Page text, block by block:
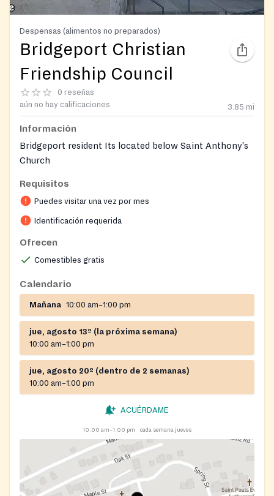
Despensas (alimentos no preparados)
Bridgeport Christian
Friendship Council
0 reseñas
aún no hay calificaciones
3.85 mi
Información
Bridgeport resident Its located below Saint Anthony's
Church
Requisitos
Puedes visitar una vez por mes
Identificación requerida
Ofrecen
Comestibles gratis
Calendario
Mañana 10:00 am–1:00 pm
jue, agosto 13º (la próxima semana)
10:00 am–1:00 pm
jue, agosto 20º (dentro de 2 semanas)
10:00 am–1:00 pm
ACUÉRDAME
10:00 am–1:00 pm cada semana jueves